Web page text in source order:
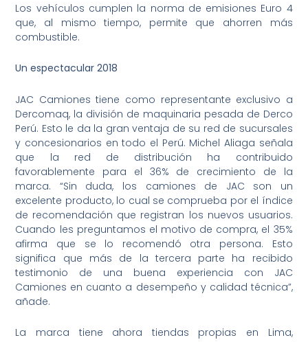
Los vehículos cumplen la norma de emisiones Euro 4
que, al mismo tiempo, permite que ahorren más
combustible.
Un espectacular 2018
JAC Camiones tiene como representante exclusivo a
Dercomaq, la división de maquinaria pesada de Derco
Perú. Esto le da la gran ventaja de su red de sucursales
y concesionarios en todo el Perú. Michel Aliaga señala
que la red de distribución ha contribuido
favorablemente para el 36% de crecimiento de la
marca. “Sin duda, los camiones de JAC son un
excelente producto, lo cual se comprueba por el índice
de recomendación que registran los nuevos usuarios.
Cuando les preguntamos el motivo de compra, el 35%
afirma que se lo recomendó otra persona. Esto
significa que más de la tercera parte ha recibido
testimonio de una buena experiencia con JAC
Camiones en cuanto a desempeño y calidad técnica”,
añade.
La marca tiene ahora tiendas propias en Lima,